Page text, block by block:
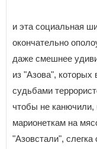
и эта социальная
окончательно
даже смешнее
из "Азова", которых
судьбами
чтобы не
марионеткам на
"Азовстали", слегка